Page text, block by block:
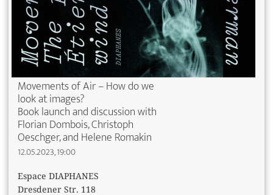
Movements of Air – How do we
look at images?
Book launch and discussion with
Florian Dombois, Christoph
Oeschger, and Helene Romakin
12.05.2023, 19:00
Espace DIAPHANES
Dresdener Str. 118